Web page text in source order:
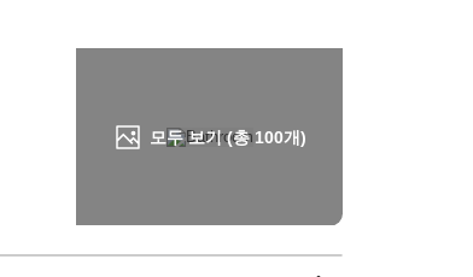
모두 보기 (총100개)